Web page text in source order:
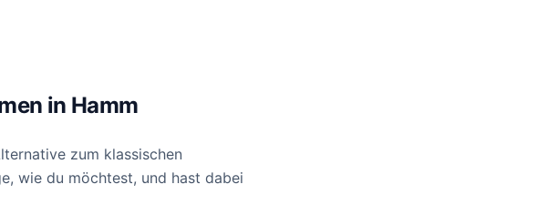
in Hamm
zum klassischen
wie du möchtest, und hast dabei